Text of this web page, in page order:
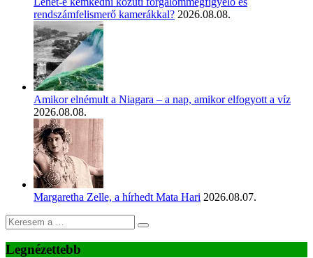
rendszámfelismerő kamerákkal? 2026.08.08.
Amikor elnémult a Niagara – a nap, amikor elfogyott a víz
2026.08.08.
Margaretha Zelle, a hírhedt Mata Hari 2026.08.07.
Legnézettebb